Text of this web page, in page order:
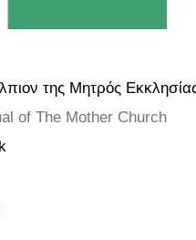
της Μητρός
of The Mother Church